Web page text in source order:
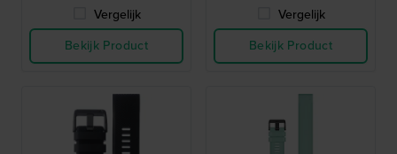
Vergelijk
Bekijk Product
Vergelijk
Bekijk Product